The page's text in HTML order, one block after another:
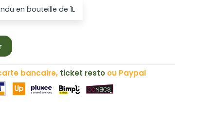
en bouteille de 1L
bancaire, ticket resto ou Paypal